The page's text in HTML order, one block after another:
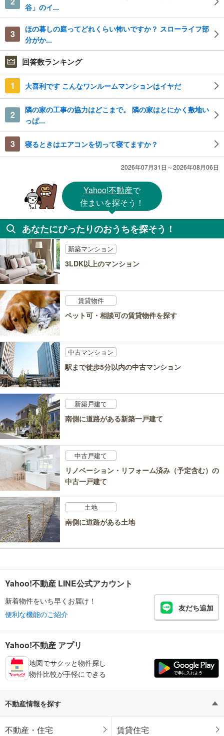
谷」のイ...
3
ほの暮しの庭ってどれくらい怖いですか？ スローライフ部
分がか...
回答数ランキング
1 大喜利です こんなワンルームマンションはイヤだ
2
隣の家の工事の協力はどこまで。 隣の家はとにかく敷地い
っぱ...
3 寝るときはエアコンを切って寝てますか？
2026年07月31日～2026年08月06日
Yahoo!不動産で
住まいを探そう！
あなたにぴったりのおうちを探そう！
新築マンション
3LDK以上のマンション
賃貸物件
ペット可・相談可の賃貸物件を探す
中古マンション
駅まで徒歩5分以内の中古マンション
新築戸建て
南側に道路がある新築一戸建て
中古戸建て
リノベーション・リフォーム済み（予定含む）の
中古一戸建て
土地
南側に道路がある土地
Yahoo!不動産 LINE公式アカウント
新着物件をいち早くお届け！
便利な機能のご紹介
友だち追加
Yahoo!不動産 アプリ
地図でサクッと物件探し
物件比較が手軽にできる
不動産情報を探す
不動産・住宅 賃貸住宅